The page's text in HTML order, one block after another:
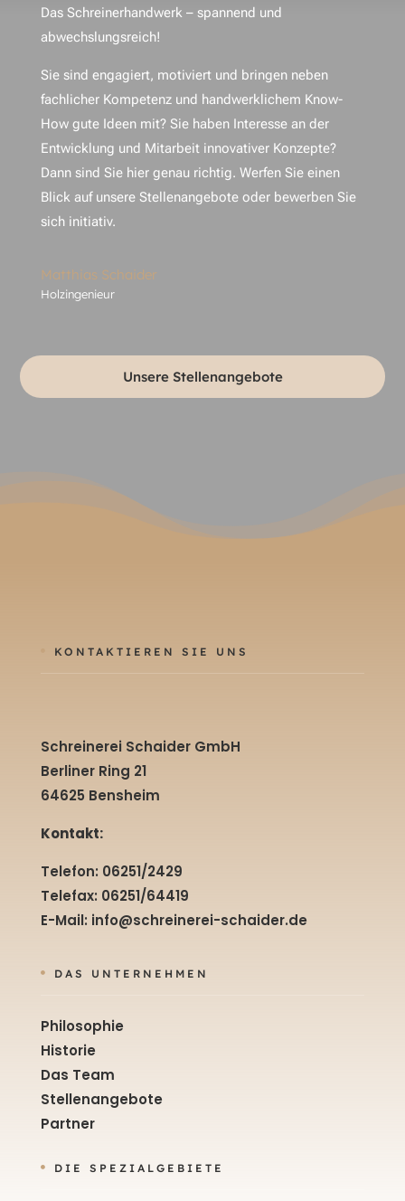
Das Schreinerhandwerk – spannend und
abwechslungsreich!
Sie sind engagiert, motiviert und bringen neben
fachlicher Kompetenz und handwerklichem Know-
How gute Ideen mit? Sie haben Interesse an der
Entwicklung und Mitarbeit innovativer Konzepte?
Dann sind Sie hier genau richtig. Werfen Sie einen
Blick auf unsere Stellenangebote oder bewerben Sie
sich initiativ.
Matthias Schaider
Holzingenieur
Unsere Stellenangebote
KONTAKTIEREN SIE UNS
Schreinerei Schaider GmbH
Berliner Ring 21
64625 Bensheim
Kontakt:
Telefon: 06251/2429
Telefax: 06251/64419
E-Mail: info@schreinerei-schaider.de
 DAS UNTERNEHMEN
Philosophie
Historie
Das Team
Stellenangebote
Partner
 DIE SPEZIALGEBIETE